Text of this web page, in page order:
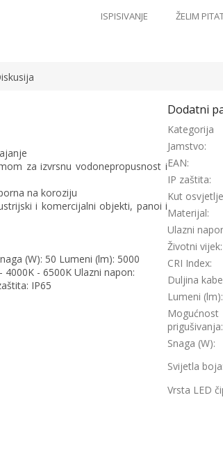
za izvrsnu vodonepropusnost i
na koroziju
i komercijalni objekti, panoi i
(W): 50 Lumeni (lm): 5000
- 6500K Ulazni napon:
IP65
Jamstvo:
EAN:
IP zaštita:
Kut
Materijal:
Ulazni
Životni vijek:
CRI Index:
Duljina
Lumeni (lm):
Mogućnost
prigušivanja:
Snaga (W):
Svijetla boja
Vrsta LED